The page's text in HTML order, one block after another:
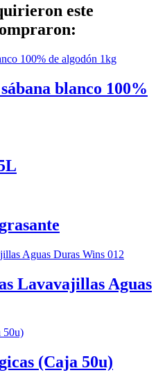
este
blanco 100%
Lavavajillas Aguas
(Caja 50u)